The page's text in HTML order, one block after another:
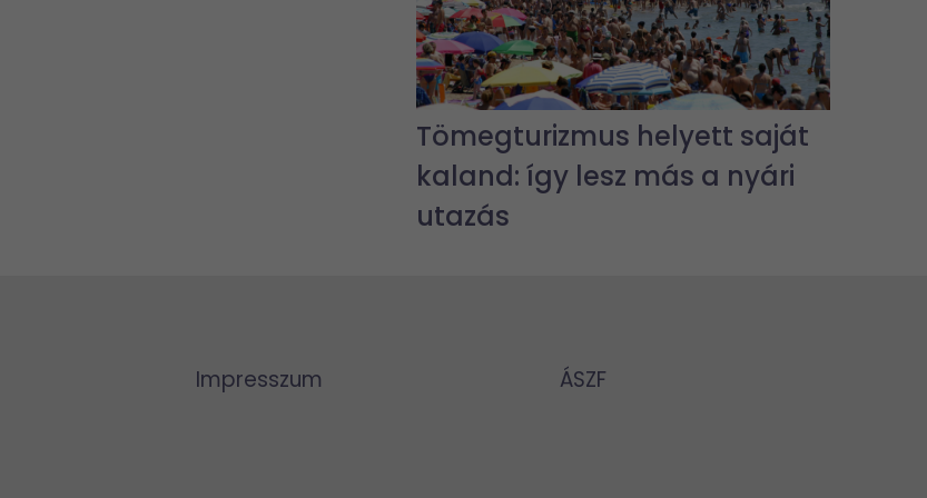
Tömegturizmus helyett saját
kaland: így lesz más a nyári
utazás
Impresszum ÁSZF